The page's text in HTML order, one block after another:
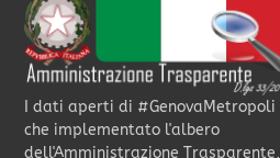
I dati aperti di #GenovaMetropoli
che implementato l'albero
dell'Amministrazione Trasparente,